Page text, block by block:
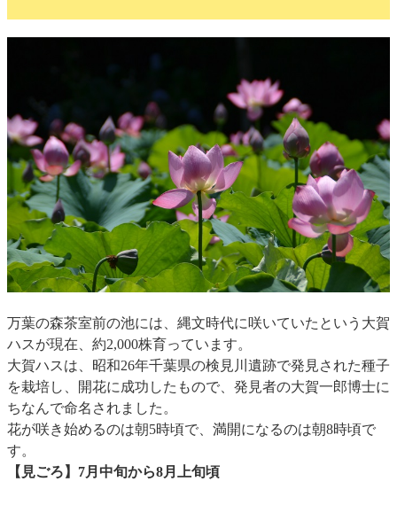
万葉の森茶室前の池には、縄文時代に咲いていたという大賀
ハスが現在、約2,000株育っています。
大賀ハスは、昭和26年千葉県の検見川遺跡で発見された種子
を栽培し、開花に成功したもので、発見者の大賀一郎博士に
ちなんで命名されました。
花が咲き始めるのは朝5時頃で、満開になるのは朝8時頃で
す。
【見ごろ】7月中旬から8月上旬頃